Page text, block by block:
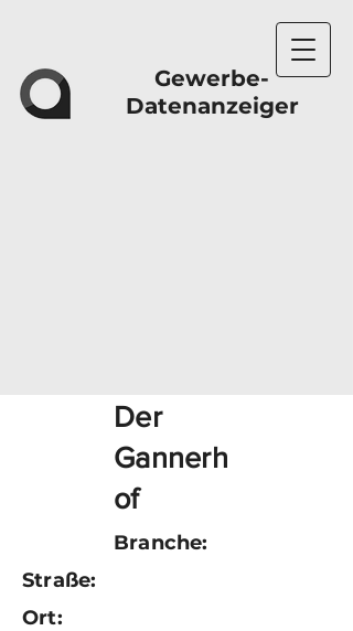
Gewerbe-
Datenanzeiger
Der
Gannerh
of
Branche:
Straße:
Ort: